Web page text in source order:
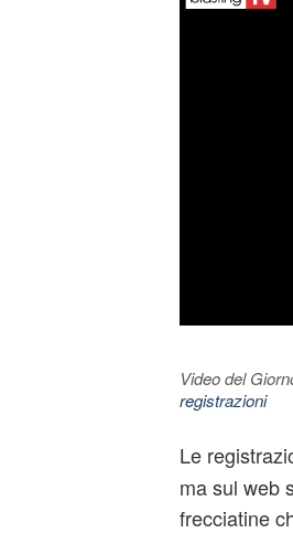
Video del
registrazioni
Le
ma sul web
frecciatine